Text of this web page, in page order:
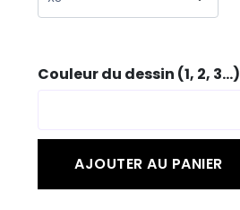
Couleur du dessin (1, 2, 3...)
AJOUTER AU PANIER